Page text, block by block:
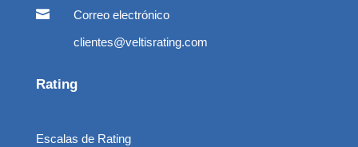

Correo electrónico
clientes@veltisrating.com
Rating
Escalas de Rating